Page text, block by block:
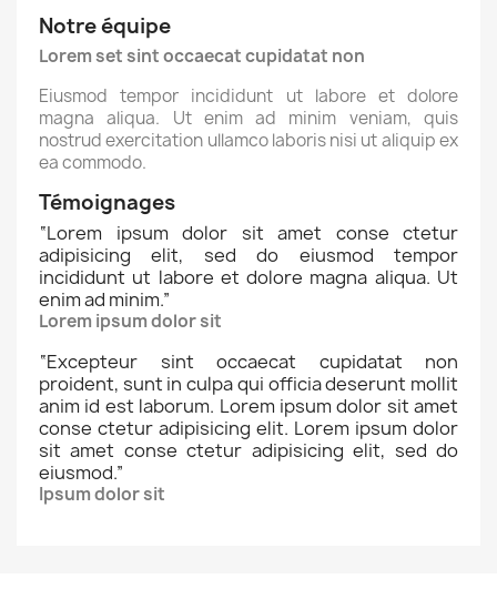
Notre équipe
Lorem set sint occaecat cupidatat non
Eiusmod tempor incididunt ut labore et dolore
magna aliqua. Ut enim ad minim veniam, quis
nostrud exercitation ullamco laboris nisi ut aliquip ex
ea commodo.
Témoignages
“Lorem ipsum dolor sit amet conse ctetur
adipisicing elit, sed do eiusmod tempor
incididunt ut labore et dolore magna aliqua. Ut
enim ad minim.”
Lorem ipsum dolor sit
“Excepteur sint occaecat cupidatat non
proident, sunt in culpa qui officia deserunt mollit
anim id est laborum. Lorem ipsum dolor sit amet
conse ctetur adipisicing elit. Lorem ipsum dolor
sit amet conse ctetur adipisicing elit, sed do
eiusmod.”
Ipsum dolor sit